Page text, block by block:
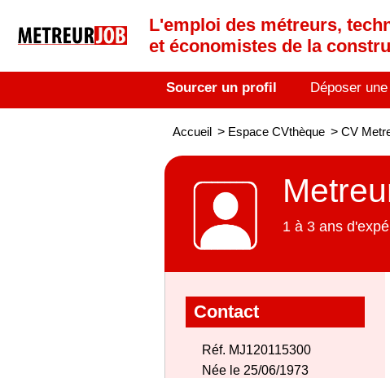
L'emploi des métreurs,
et économistes de la
Sourcer un profil Déposer
Accueil > Espace CVthèque > CV
1 à 3 ans
Contact
Réf. MJ120115300
Née le 25/06/1973